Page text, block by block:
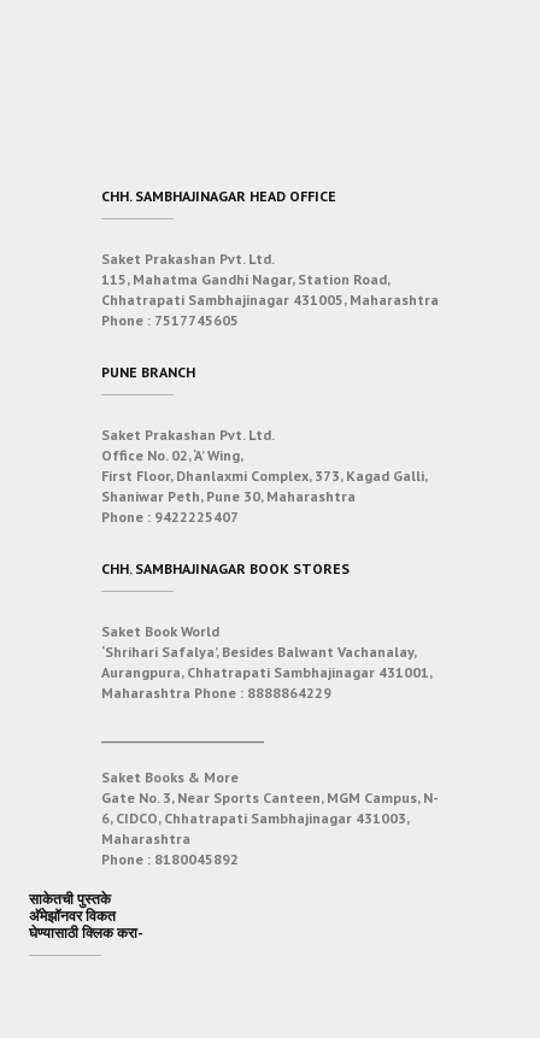
CHH. SAMBHAJINAGAR HEAD OFFICE
Saket Prakashan Pvt. Ltd.
115, Mahatma Gandhi Nagar, Station Road,
Chhatrapati Sambhajinagar 431005, Maharashtra
Phone : 7517745605
PUNE BRANCH
Saket Prakashan Pvt. Ltd.
Office No. 02, ‘A’ Wing,
First Floor, Dhanlaxmi Complex, 373, Kagad Galli,
Shaniwar Peth, Pune 30, Maharashtra
Phone : 9422225407
CHH. SAMBHAJINAGAR BOOK STORES
Saket Book World
‘Shrihari Safalya’, Besides Balwant Vachanalay,
Aurangpura, Chhatrapati Sambhajinagar 431001,
Maharashtra Phone : 8888864229
Saket Books & More
Gate No. 3, Near Sports Canteen, MGM Campus, N-
6, CIDCO, Chhatrapati Sambhajinagar 431003,
Maharashtra
Phone : 8180045892
साकेतची पुस्तके
अ‍ॅमेझॉनवर विकत
घेण्यासाठी क्लिक करा-